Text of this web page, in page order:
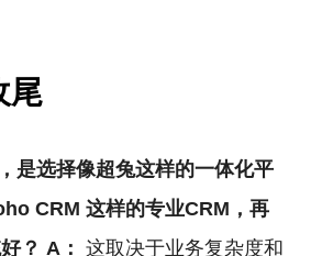
尾
是选择像超兔这样的一体化平
CRM 这样的专业CRM，再
？ A： 这取决于业务复杂度和